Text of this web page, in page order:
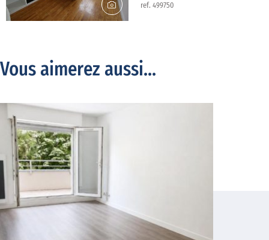
ref. 499750
Vous aimerez aussi...